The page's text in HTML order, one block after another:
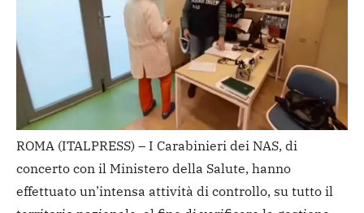
ROMA (ITALPRESS) – I Carabinieri dei NAS, di
concerto con il Ministero della Salute, hanno
effettuato un’intensa attività di controllo, su tutto il